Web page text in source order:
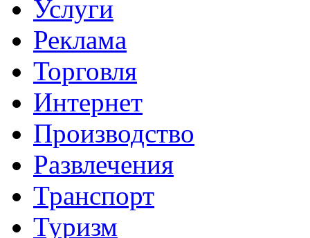
Услуги
Реклама
Торговля
Интернет
Производство
Развлечения
Транспорт
Туризм